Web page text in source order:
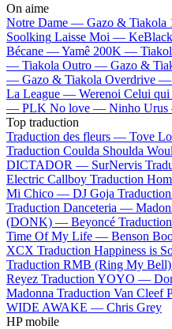
On aime
Notre Dame — Gazo & Tiakola
Soolking Laisse Moi — KeBlack
Bécane —Yamê 200K —
— Tiakola Outro — Gazo &
— Gazo & Tiakola Overdrive —
La League — Werenoi Celui
— PLK No love — Ninho
Top traduction
Traduction des fleurs — Tove Lo
Traduction Coulda Shoulda
DICTADOR — SurNervis
Electric Callboy Traduction
Mi Chico — DJ Goja
Traduction Danceteria —
(DONK) — Beyoncé
Time Of My Life — Benson
XCX Traduction Happiness is
Traduction RMB (Ring My
Reyez Traduction YOYO —
Madonna Traduction Van Cleef
WIDE AWAKE — Chris Grey
HP mobile